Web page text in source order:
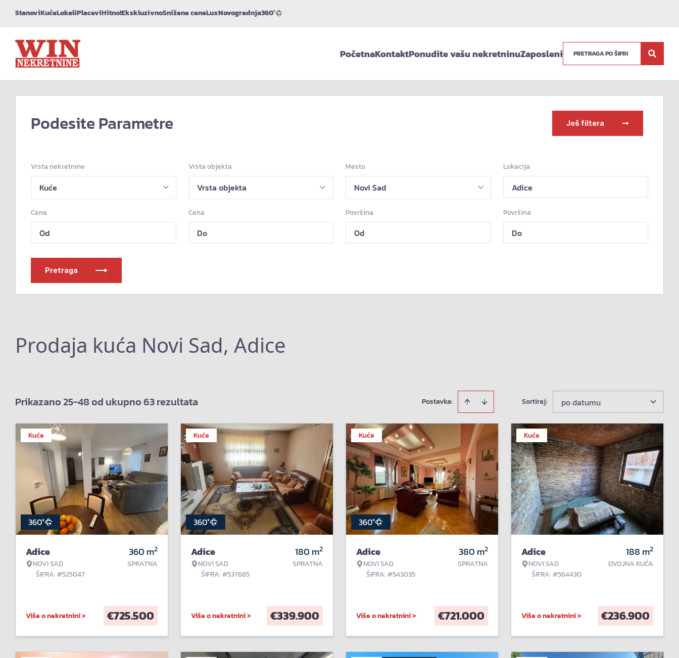
StanoviKućeLokaliPlaceviHitno!EkskluzivnoSnižene ceneLuxNovogradnja360°
PočetnaKontaktPonudite vašu nekretninuZaposleni
Podesite Parametre Još filtera
Vrsta nekretnine Vrsta objekta Mesto Lokacija
Adice
Cena Cena Površina Površina
Pretraga
Prodaja kuća Novi Sad, Adice
Prikazano 25-48 od ukupno 63 rezultata Postavka: Sortiraj: po datumu
Kuće
360°
Adice
NOVI SAD
ŠIFRA: #525047
360 m2
SPRATNA
Više o nekretnini > €725.500
Kuće
360°
Adice
NOVI SAD
ŠIFRA: #537685
180 m2
SPRATNA
Više o nekretnini > €339.900
Kuće
360°
Adice
NOVI SAD
ŠIFRA: #543035
380 m2
SPRATNA
Više o nekretnini > €721.000
Kuće
Adice
NOVI SAD
ŠIFRA: #564430
188 m2
DVOJNA KUĆA
Više o nekretnini > €236.900